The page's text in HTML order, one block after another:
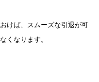
けば、スムーズな引退が可
くなります。